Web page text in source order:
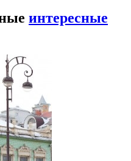
интересные